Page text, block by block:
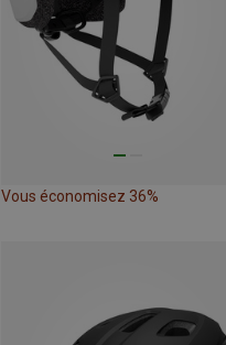
Vous économisez 36%